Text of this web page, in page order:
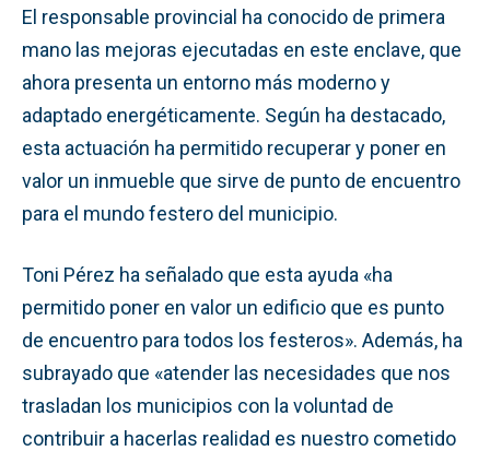
El responsable provincial ha conocido de primera
mano las mejoras ejecutadas en este enclave, que
ahora presenta un entorno más moderno y
adaptado energéticamente. Según ha destacado,
esta actuación ha permitido recuperar y poner en
valor un inmueble que sirve de punto de encuentro
para el mundo festero del municipio.
Toni Pérez ha señalado que esta ayuda «ha
permitido poner en valor un edificio que es punto
de encuentro para todos los festeros». Además, ha
subrayado que «atender las necesidades que nos
trasladan los municipios con la voluntad de
contribuir a hacerlas realidad es nuestro cometido